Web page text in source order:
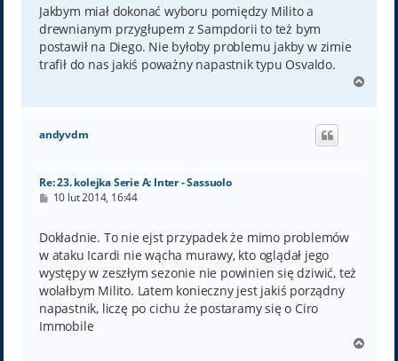
t
Jakbym miał dokonać wyboru pomiędzy Milito a
drewnianym przygłupem z Sampdorii to też bym
postawił na Diego. Nie byłoby problemu jakby w zimie
trafił do nas jakiś poważny napastnik typu Osvaldo.
g
andyvdm
Re: 23. kolejka Serie A: Inter - Sassuolo
P
t
10 lut 2014, 16:44
Dokładnie. To nie ejst przypadek że mimo problemów
w ataku Icardi nie wącha murawy, kto oglądał jego
występy w zeszłym sezonie nie powinien się dziwić, też
wolałbym Milito. Latem konieczny jest jakiś porządny
napastnik, liczę po cichu że postaramy się o Ciro
Immobile